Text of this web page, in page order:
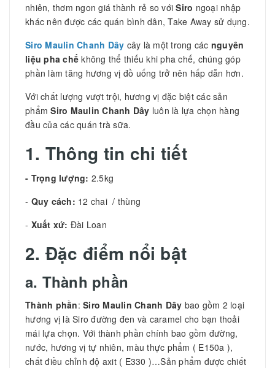
nhiên, thơm ngon giá thành rẻ so vớiSiro ngoại nhập
khác nên được các quán bình dân, Take Away sử dụng.
Siro Maulin Chanh Dây cây là một trong các nguyên
liệu pha chế không thể thiếu khi pha chế, chúng góp
phần làm tăng hương vị đồ uống trở nên hấp dẫn hơn.
Với chất lượng vượt trội, hương vị đặc biệt các sản
phẩmSiro Maulin Chanh Dây luôn là lựa chọn hàng
đầu của các quán trà sữa.
1. Thông tin chi tiết
- Trọng lượng: 2.5kg
- Quy cách: 12 chai / thùng
- Xuất xứ: Đài Loan
2. Đặc điểm nổi bật
a. Thành phần
Thành phần: Siro Maulin Chanh Dây bao gồm 2 loại
hương vị là Siro đường đen và caramel cho bạn thoải
mái lựa chọn. Với thành phần chính bao gồm đường,
nước, hương vị tự nhiên, màu thực phẩm ( E150a ),
chất điều chỉnh độ axit ( E330 )…Sản phẩm được chiết